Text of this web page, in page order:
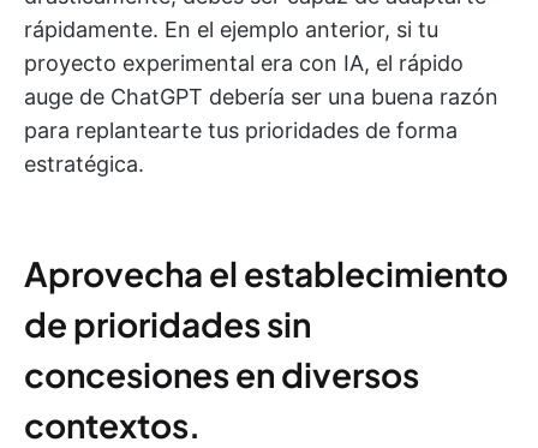
rápidamente. En el ejemplo anterior, si tu
proyecto experimental era con IA, el rápido
auge de ChatGPT debería ser una buena razón
para replantearte tus prioridades de forma
estratégica.
Aprovecha el establecimiento
de prioridades sin
concesiones en diversos
contextos.